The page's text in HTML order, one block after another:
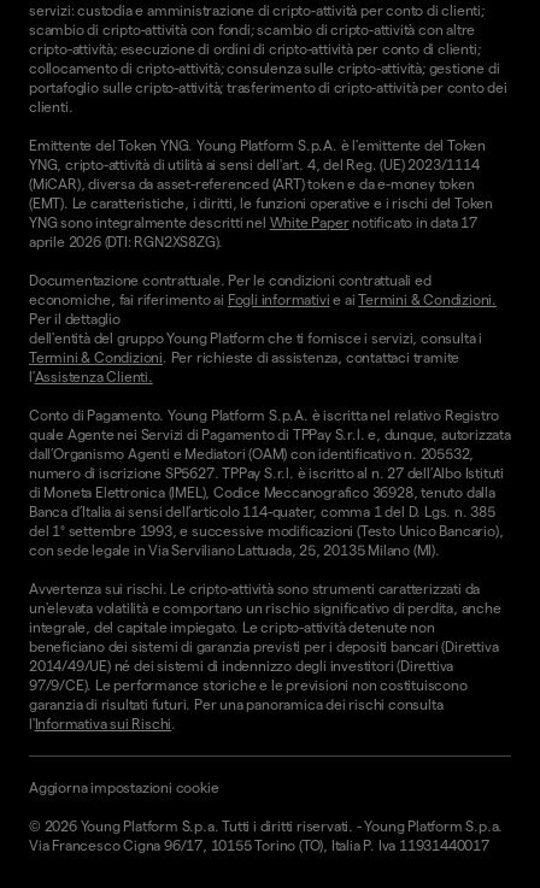
servizi: custodia e amministrazione di cripto-attività per conto di clienti;
scambio di cripto-attività con fondi; scambio di cripto-attività con altre
cripto-attività; esecuzione di ordini di cripto-attività per conto di clienti;
collocamento di cripto-attività; consulenza sulle cripto-attività; gestione di
portafoglio sulle cripto-attività; trasferimento di cripto-attività per conto dei
clienti.
Emittente del Token YNG. Young Platform S.p.A. è l'emittente del Token
YNG, cripto-attività di utilità ai sensi dell'art. 4, del Reg. (UE) 2023/1114
(MiCAR), diversa da asset-referenced (ART) token e da e-money token
(EMT). Le caratteristiche, i diritti, le funzioni operative e i rischi del Token
YNG sono integralmente descritti nel White Papernotificato in data 17
aprile 2026 (DTI: RGN2XS8ZG).
Documentazione contrattuale. Per le condizioni contrattuali ed
economiche, fai riferimento ai Fogli informativi e aiTermini & Condizioni.
Per il dettaglio
dell'entità del gruppo Young Platform che ti fornisce i servizi, consulta i
Termini & Condizioni. Per richieste di assistenza, contattaci tramite
l'Assistenza Clienti.
Conto di Pagamento. Young Platform S.p.A. è iscritta nel relativo Registro
quale Agente nei Servizi di Pagamento di TPPay S.r.l. e, dunque, autorizzata
dall’Organismo Agenti e Mediatori (OAM) con identificativo n. 205532,
numero di iscrizione SP5627. TPPay S.r.l. è iscritto al n. 27 dell’Albo Istituti
di Moneta Elettronica (IMEL), Codice Meccanografico 36928, tenuto dalla
Banca d’Italia ai sensi dell’articolo 114-quater, comma 1 del D. Lgs. n. 385
del 1° settembre 1993, e successive modificazioni (Testo Unico Bancario),
con sede legale in Via Serviliano Lattuada, 25, 20135 Milano (MI).
Avvertenza sui rischi. Le cripto-attività sono strumenti caratterizzati da
un'elevata volatilità e comportano un rischio significativo di perdita, anche
integrale, del capitale impiegato. Le cripto-attività detenute non
beneficiano dei sistemi di garanzia previsti per i depositi bancari (Direttiva
2014/49/UE) né dei sistemi di indennizzo degli investitori (Direttiva
97/9/CE). Le performance storiche e le previsioni non costituiscono
garanzia di risultati futuri. Per una panoramica dei rischi consulta
l'Informativa sui Rischi.
© 2026 Young Platform S.p.a. Tutti i diritti riservati. -Young Platform S.p.a.
Via Francesco Cigna 96/17, 10155 Torino (TO), Italia P. Iva 11931440017
Aggiorna impostazioni cookie